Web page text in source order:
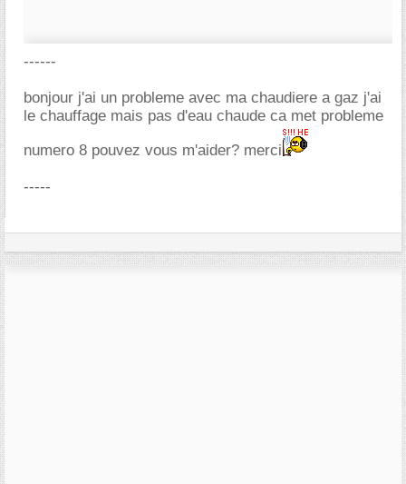
------
bonjour j'ai un probleme avec ma chaudiere a gaz j'ai
le chauffage mais pas d'eau chaude ca met probleme
numero 8 pouvez vous m'aider? merci
-----